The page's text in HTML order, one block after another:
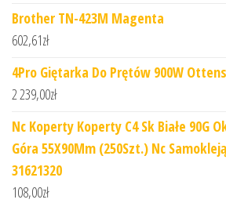
Brother TN-423M Magenta
602,61zł
4Pro Giętarka Do Prętów 900W
2 239,00zł
Nc Koperty Koperty C4 Sk Białe 90G
Góra 55X90Mm (250Szt.) Nc
31621320
108,00zł